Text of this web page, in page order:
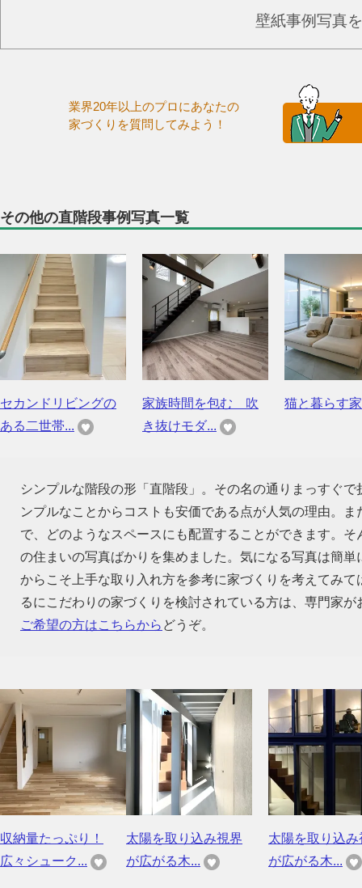
壁紙事例写真
業界20年以上のプロにあなたの
家づくりを質問してみよう！
その他の直階段事例写真一覧
セカンドリビングの
ある二世帯...
家族時間を包む 吹
き抜けモダ...
猫と暮らす家
シンプルな階段の形「直階段」。その名の通りまっすぐ
ンプルなことからコストも安価である点が人気の理由。
で、どのようなスペースにも配置することができます。
の住まいの写真ばかりを集めました。気になる写真は簡
からこそ上手な取り入れ方を参考に家づくりを考えてみ
るにこだわりの家づくりを検討されている方は、専門家
ご希望の方はこちらから どうぞ。
収納量たっぷり！
広々シューク...
太陽を取り込み視界
が広がる木...
太陽を取り込み
が広がる木...